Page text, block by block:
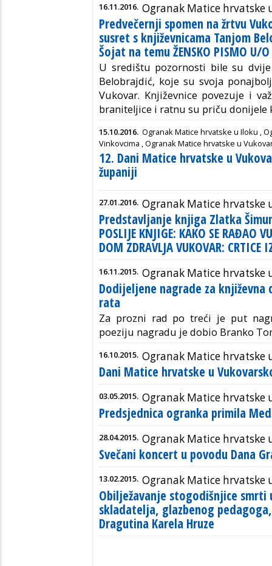
16.11.2016. Ogranak Matice hrvatske
Predvečernji spomen na žrtvu
susret s književnicama Tanjom
Šojat na temu ŽENSKO PISMO U/O
U središtu pozornosti bile su
Belobrajdić, koje su svoja
Vukovar. Književnice povezuje i
braniteljice i ratnu su priču donijele
15.10.2016. Ogranak Matice hrvatske u Iloku ,
Vinkovcima ,Ogranak Matice hrvatske u
12. Dani Matice hrvatske u
županiji
27.01.2016. Ogranak Matice hrvatske
Predstavljanje knjiga Zlatka
POSLIJE KNJIGE: KAKO SE RAĐAO
DOM ZDRAVLJA VUKOVAR: CRTICE
16.11.2015. Ogranak Matice hrvatske
Dodijeljene nagrade za
rata
Za prozni rad po treći je put
poeziju nagradu je dobio Branko
16.10.2015. Ogranak Matice hrvatske
Dani Matice hrvatske u
03.05.2015. Ogranak Matice hrvatske
Predsjednica ogranka primila
28.04.2015. Ogranak Matice hrvatske
Svečani koncert u povodu Dana
13.02.2015. Ogranak Matice hrvatske
Obilježavanje stogodišnjice
skladatelja, glazbenog
Dragutina Karela Hruze